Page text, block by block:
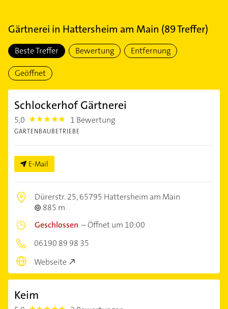
Gärtnerei in Hattersheim am Main (89Treffer)
Beste Treffer Bewertung Entfernung
Geöffnet
Schlockerhof Gärtnerei
5,0 5.0 1 Bewertung
GARTENBAUBETRIEBE
E-Mail
Dürerstr. 25,65795 Hattersheim am Main
885 m
Geschlossen –Öffnet um 10:00
06190 89 98 35
Webseite
Keim